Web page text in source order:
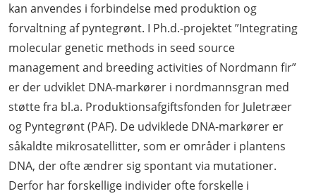
kan anvendes i forbindelse med produktion og
forvaltning af pyntegrønt. I Ph.d.-projektet ”Integrating
molecular genetic methods in seed source
management and breeding activities of Nordmann fir”
er der udviklet DNA-markører i nordmannsgran med
støtte fra bl.a. Produktionsafgiftsfonden for Juletræer
og Pyntegrønt (PAF). De udviklede DNA-markører er
såkaldte mikrosatellitter, som er områder i plantens
DNA, der ofte ændrer sig spontant via mutationer.
Derfor har forskellige individer ofte forskelle i